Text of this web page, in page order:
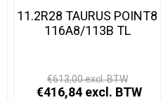
11.2R28 TAURUS POINT8
116A8/113B TL
€613,00 excl. BTW
€416,84 excl. BTW